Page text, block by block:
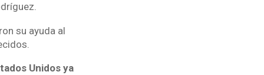
su ayuda al
Unidos ya